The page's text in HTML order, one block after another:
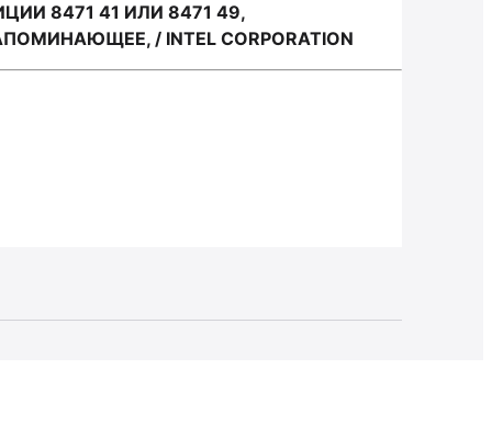
8471 41 ИЛИ 8471 49,
/ INTEL CORPORATION